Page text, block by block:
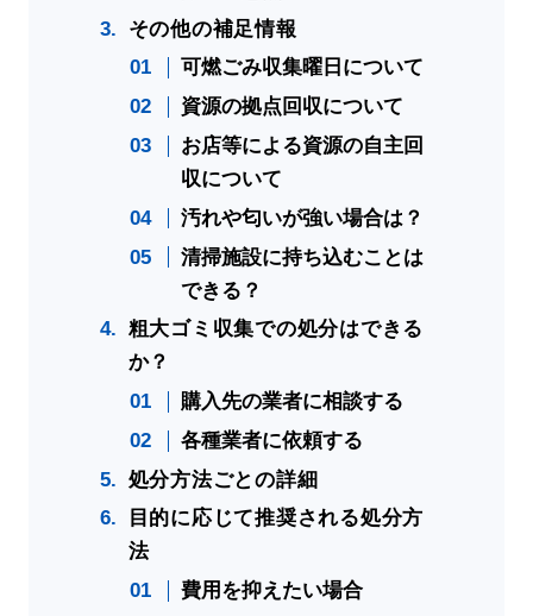
その他の補足情報
可燃ごみ収集曜日について
資源の拠点回収について
お店等による資源の自主回
収について
汚れや匂いが強い場合は？
清掃施設に持ち込むことは
できる？
粗大ゴミ収集での処分はできる
か？
購入先の業者に相談する
各種業者に依頼する
処分方法ごとの詳細
目的に応じて推奨される処分方
法
費用を抑えたい場合